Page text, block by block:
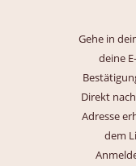
Gehe in
deine
Direkt
Adresse
dem